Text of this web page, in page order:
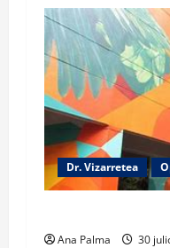
Dr. Vizarretea
Ana Palma 30